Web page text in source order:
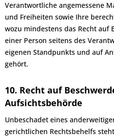
Verantwortliche angemessene
und Freiheiten sowie Ihre
wozu mindestens das Recht auf
einer Person seitens des
eigenen Standpunkts und auf
gehört.
10. Recht auf
Aufsichtsbehörde
Unbeschadet eines
gerichtlichen Rechtsbehelfs